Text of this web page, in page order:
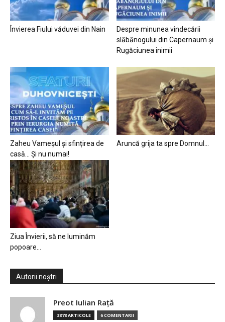
Învierea Fiului văduvei din Nain
Despre minunea vindecării
slăbănogului din Capernaum și
Rugăciunea inimii
Zaheu Vameșul și sfințirea de
casă… Și nu numai!
Aruncă grija ta spre Domnul…
Ziua Învierii, să ne luminăm
popoare…
Autorii noștri
Preot Iulian Raţă
3878 ARTICOLE 6 COMENTARII